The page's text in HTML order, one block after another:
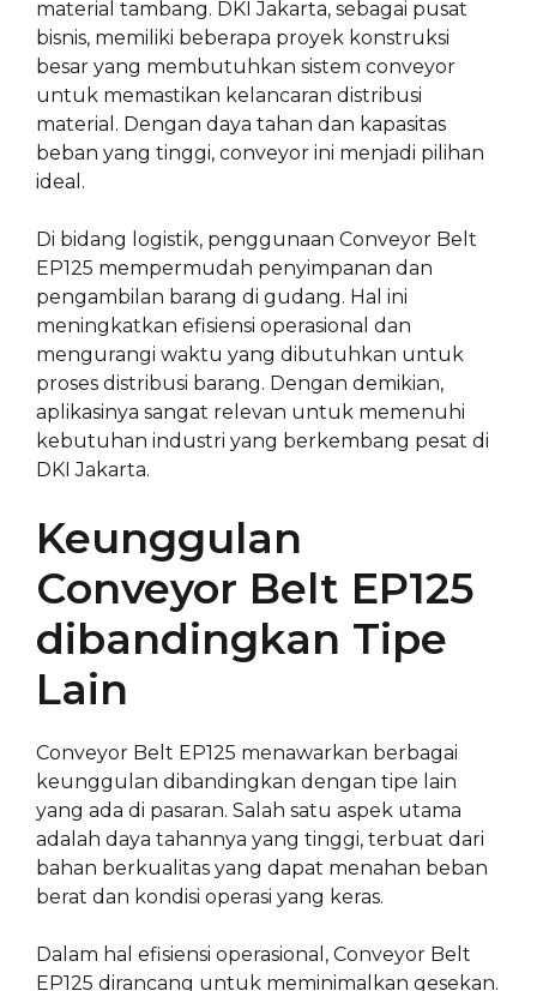
material tambang. DKI Jakarta, sebagai pusat
bisnis, memiliki beberapa proyek konstruksi
besar yang membutuhkan sistem conveyor
untuk memastikan kelancaran distribusi
material. Dengan daya tahan dan kapasitas
beban yang tinggi, conveyor ini menjadi pilihan
ideal.
Di bidang logistik, penggunaan Conveyor Belt
EP125 mempermudah penyimpanan dan
pengambilan barang di gudang. Hal ini
meningkatkan efisiensi operasional dan
mengurangi waktu yang dibutuhkan untuk
proses distribusi barang. Dengan demikian,
aplikasinya sangat relevan untuk memenuhi
kebutuhan industri yang berkembang pesat di
DKI Jakarta.
Keunggulan
Conveyor Belt EP125
dibandingkan Tipe
Lain
Conveyor Belt EP125 menawarkan berbagai
keunggulan dibandingkan dengan tipe lain
yang ada di pasaran. Salah satu aspek utama
adalah daya tahannya yang tinggi, terbuat dari
bahan berkualitas yang dapat menahan beban
berat dan kondisi operasi yang keras.
Dalam hal efisiensi operasional, Conveyor Belt
EP125 dirancang untuk meminimalkan gesekan.